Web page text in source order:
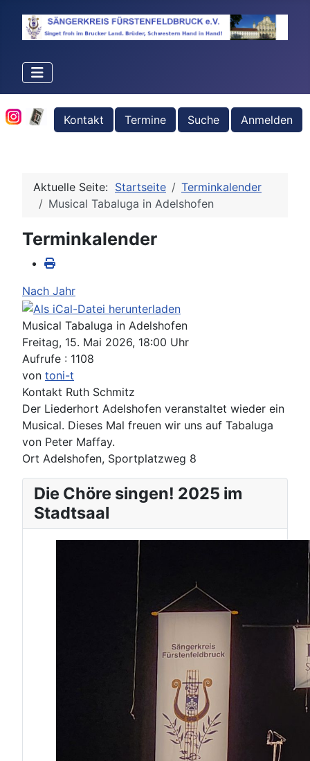
Kontakt Termine Suche Anmelden
Aktuelle Seite: Startseite
Terminkalender
Musical Tabaluga in Adelshofen
Terminkalender
Nach Jahr
Musical Tabaluga in Adelshofen
Freitag, 15. Mai 2026, 18:00 Uhr
Aufrufe : 1108
von toni-t
Kontakt Ruth Schmitz
Der Liederhort Adelshofen veranstaltet wieder ein
Musical. Dieses Mal freuen wir uns auf Tabaluga
von Peter Maffay.
Ort Adelshofen, Sportplatzweg 8
Die Chöre singen! 2025 im
Stadtsaal